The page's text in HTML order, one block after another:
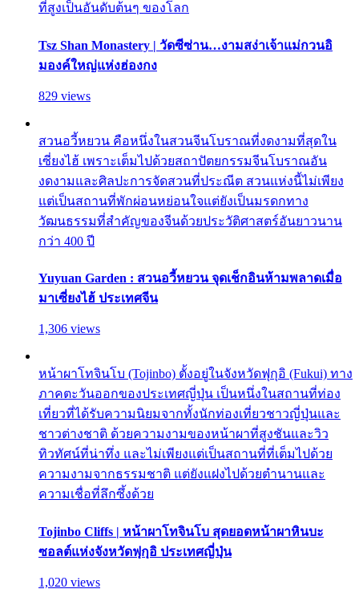
ที่สูงเป็นอันดับต้นๆ ของโลก
Tsz Shan Monastery | วัดซีซ่าน…งามสง่าเจ้าแม่กวนอิ
มองค์ใหญ่แห่งฮ่องกง
829 views
สวนอวี้หยวน คือหนึ่งในสวนจีนโบราณที่งดงามที่สุดใน
เซี่ยงไฮ้ เพราะเต็มไปด้วยสถาปัตยกรรมจีนโบราณอัน
งดงามและศิลปะการจัดสวนที่ประณีต สวนแห่งนี้ไม่เพียง
แต่เป็นสถานที่พักผ่อนหย่อนใจแต่ยังเป็นมรดกทาง
วัฒนธรรมที่สำคัญของจีนด้วยประวัติศาสตร์อันยาวนาน
กว่า 400 ปี
Yuyuan Garden : สวนอวี้หยวน จุดเช็กอินห้ามพลาดเมื่อ
มาเซี่ยงไฮ้ ประเทศจีน
1,306 views
หน้าผาโทจินโบ (Tojinbo) ตั้งอยู่ในจังหวัดฟุกุอิ (Fukui) ทาง
ภาคตะวันออกของประเทศญี่ปุ่น เป็นหนึ่งในสถานที่ท่อง
เที่ยวที่ได้รับความนิยมจากทั้งนักท่องเที่ยวชาวญี่ปุ่นและ
ชาวต่างชาติ ด้วยความงามของหน้าผาที่สูงชันและวิว
ทิวทัศน์ที่น่าทึ่ง และไม่เพียงแต่เป็นสถานที่ที่เต็มไปด้วย
ความงามจากธรรมชาติ แต่ยังแฝงไปด้วยตำนานและ
ความเชื่อที่ลึกซึ้งด้วย
Tojinbo Cliffs | หน้าผาโทจินโบ สุดยอดหน้าผาหินบะ
ซอลต์แห่งจังหวัดฟุกุอิ ประเทศญี่ปุ่น
1,020 views